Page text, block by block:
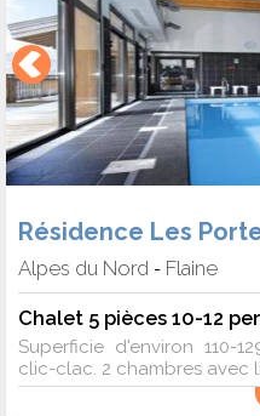
Résidence Les
Alpes du Nord - Flaine
Chalet 5 pièces 10-12
Superficie d'environ 110-
clic-clac. 2 chambres avec